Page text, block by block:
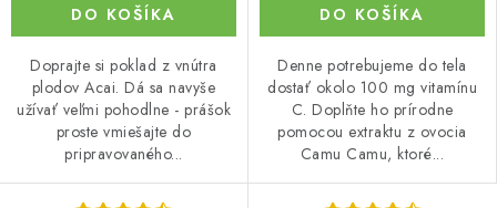
DO KOŠÍKA
Doprajte si poklad z vnútra
plodov Acai. Dá sa navyše
užívať veľmi pohodlne - prášok
proste vmiešajte do
pripravovaného...
DO KOŠÍKA
Denne potrebujeme do tela
dostať okolo 100 mg vitamínu
C. Doplňte ho prírodne
pomocou extraktu z ovocia
Camu Camu, ktoré...